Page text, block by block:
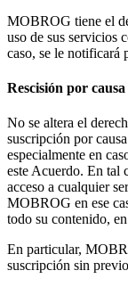
MOBROG tiene el
uso de sus servicios
caso, se le notificará
Rescisión por
No se altera el
suscripción por
especialmente en
este Acuerdo. En tal
acceso a cualquier
MOBROG en ese
todo su contenido,
En particular,
suscripción sin